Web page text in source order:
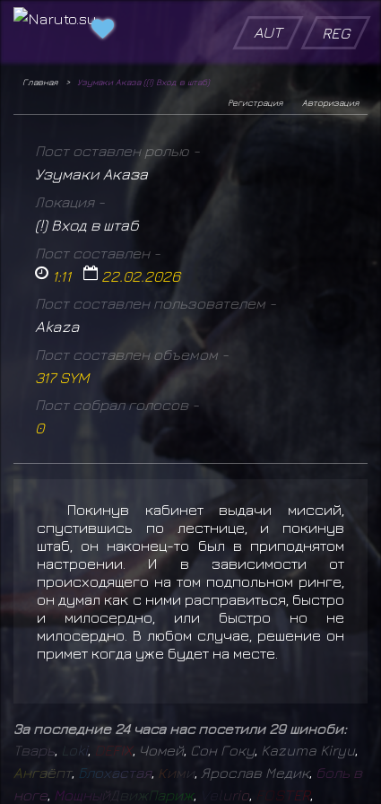
AUT REG
Главная
Узумаки Аказа ((!) Вход в штаб)
Авторизация
Регистрация
Пост оставлен ролью -
Узумаки Аказа
Локация -
(!) Вход в штаб
Пост составлен -
1:11 22.02.2026
Пост составлен пользователем -
Akaza
Пост составлен объемом -
317 SYM
Пост собрал голосов -
0
Покинув кабинет выдачи миссий,
спустившись по лестнице, и покинув
штаб, он наконец-то был в приподнятом
настроении. И в зависимости от
происходящего на том подпольном ринге,
он думал как с ними расправиться, быстро
и милосердно, или быстро но не
милосердно. В любом случае, решение он
примет когда уже будет на месте.
За последние 24 часа нас посетили 29 шиноби:
Тварь L oki, DEFIX, Чомей, Сон Гоку, Kazuma Kiryu,
Ангаёпт, Блохастая, Ким и Ярослав Медик, боль в
ноге Мощный ижПариж, urio O STER,